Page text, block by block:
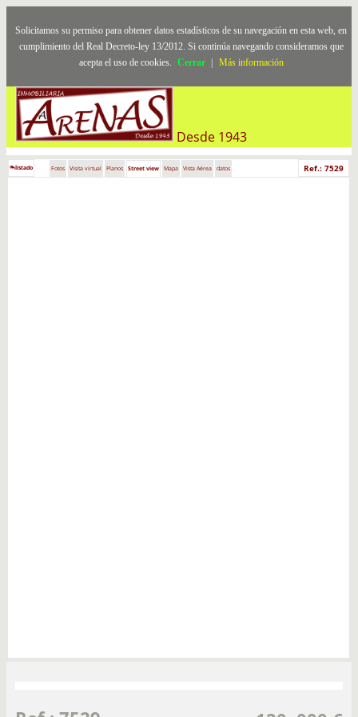
Solicitamos su permiso para obtener datos estadísticos de su navegación en esta web, en
cumplimiento del Real Decreto-ley 13/2012. Si continúa navegando consideramos que
acepta el uso de cookies. Cerrar Más información
Desde 1943
listado Fotos Visita virtual Planos Street view Mapa Vista Aérea datos Ref.: 7529